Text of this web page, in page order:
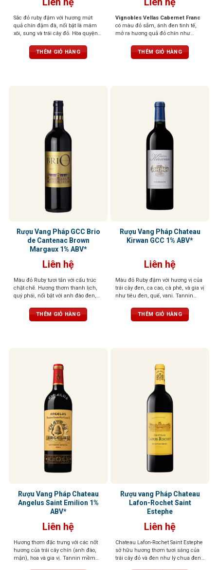
Sắc đỏ ruby đậm với hương mứt
quả chín đậm đà, nổi bật là mâm
xôi, sung và trái cây đỏ. Hòa quyện
như tiêu đen, quế, thảo mộc khô,
gợi cảm giác ấm áp và hài hòa.
THÊM GIỎ HÀNG
Vignobles Vellas Cabernet Franc
có màu đỏ sẫm, ánh đen tinh tế,
mở ra hương quả đỏ chín như
chuông xanh và chút thảo mộc. Vị
vang thanh lịch, tannin mịn, dễ
THÊM GIỎ HÀNG
Rượu Vang Pháp GCC Brio
de Cantenac Brown
Margaux 1% ABV*
Liên hệ
Màu đỏ Ruby tươi tắn với cấu trúc
chặt chẽ. Hương thơm thanh lịch,
quý phái, nổi bật với anh đào đen,
tannin mượt mà, kéo dài ở hậu vị
cùng dư vị ngọt thanh dễ chịu. Kết
THÊM GIỎ HÀNG
Rượu Vang Pháp Chateau
Kirwan GCC 1% ABV*
Liên hệ
Màu đỏ Ruby đậm với hương vị của
trái cây đen, ca cao, cà phê, và gia vị
như tiêu đen, quế, vani. Tannin
kéo dài và phức hợp
THÊM GIỎ HÀNG
Rượu Vang Pháp Chateau
Angelus Saint Emilion 1%
ABV*
Liên hệ
Hương thơm đặc trưng với các nốt
hương của trái cây chín (anh đào,
mận), hoa và gia vị. Tannin mềm
Rượu vang Pháp Chateau
Lafon-Rochet Saint
Estephe
Liên hệ
Chateau Lafon-Rochet Saint Estephe
sở hữu hương thơm tươi sáng của
trái cây đỏ và đen như lý chua đen,